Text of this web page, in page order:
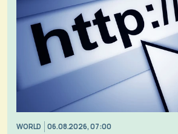
WORLD 06.08.2026, 07:00